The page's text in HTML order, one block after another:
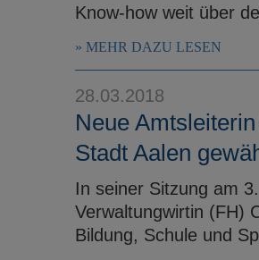
Know-how weit über
MEHR DAZU LESEN
28.03.2018
Neue
Stadt Aalen
In seiner Sitzung am
Verwaltungwirtin (FH)
Bildung, Schule und